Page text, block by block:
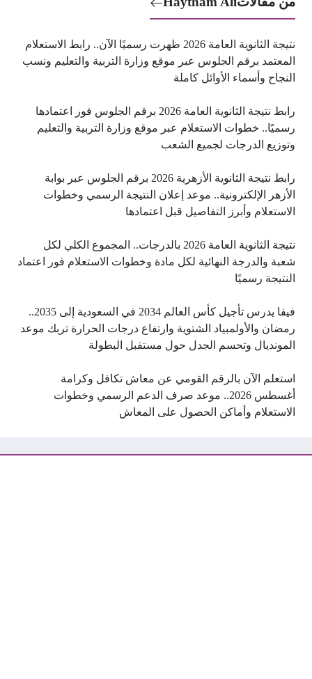
نتيجة الثانوية العامة 2026 ظهرت رسميًا الآن.. رابط الاستعلام
المعتمد برقم الجلوس عبر موقع وزارة التربية والتعليم ونسب
النجاح وأسماء الأوائل كاملة
رابط نتيجة الثانوية العامة 2026 برقم الجلوس فور اعتمادها
رسميًا.. خطوات الاستعلام عبر موقع وزارة التربية والتعليم
وتوزيع الدرجات لجميع الشعب
رابط نتيجة الثانوية الأزهرية 2026 برقم الجلوس عبر بوابة
الأزهر الإلكترونية.. موعد إعلان النتيجة الرسمي وخطوات
الاستعلام وأبرز التفاصيل قبل اعتمادها
نتيجة الثانوية العامة 2026 بالدرجات.. المجموع الكلي لكل
شعبة والدرجة النهائية لكل مادة وخطوات الاستعلام فور اعتماد
النتيجة رسميًا
فيفا يدرس تأجيل كأس العالم 2034 في السعودية إلى 2035..
رمضان والأولمبياد الشتوية وارتفاع درجات الحرارة تربك موعد
المونديال وتحسم الجدل حول مستقبل البطولة
استعلم الآن بالرقم القومي عن معاش تكافل وكرامة
أغسطس 2026.. موعد صرف الدعم الرسمي وخطوات
الاستعلام وأماكن الحصول على المعاش